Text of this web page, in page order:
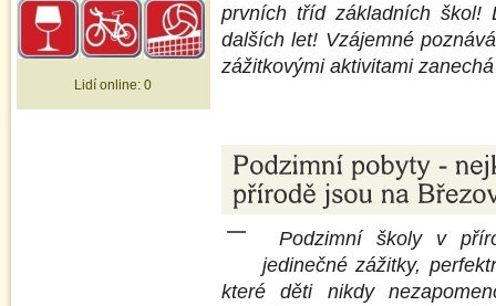
prvních tříd základních škol!
dalších let! Vzájemné
zážitkovými aktivitami
Podzimní školy v
jedinečné zážitky,
které děti nikdy
Lidí online:0